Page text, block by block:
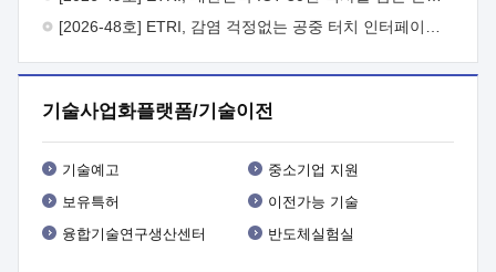
제작광소자응용B광 센서 및 응용 시스템시스템 제어 및 데이터
처리FPGA 제어, VHDL 프로그램 개발Labview, Python, C
임2) 대상인력 B 상세이력 3. 신청방법 및 향후일정 등 
제출  문 의 처: ETRI사업화본부 기업성장지원부
현장지원 신청서 (기업)
기술사업화플랫폼/기술이전
기술예고
중소기업 지원
보유특허
이전가능 기술
융합기술연구생산센터
반도체실험실